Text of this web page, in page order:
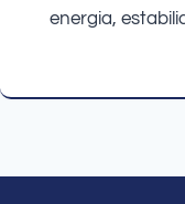
energia,